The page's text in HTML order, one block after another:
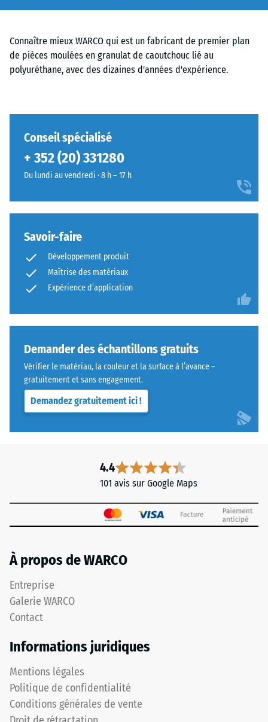
Connaître mieux WARCO qui est un fabricant de premier plan
de pièces moulées en granulat de caoutchouc lié au
polyuréthane, avec des dizaines d'années d'expérience.
Conseil spécialisé
+ 352 (20) 331280
Du lundi au vendredi · 8 h – 17 h
Savoir-faire
Développement produit
Maîtrise des matériaux
Expérience d’application
Demander des échantillons gratuits
Vérifier le matériau, la couleur et la surface à l’avance –
gratuitement et sans engagement.
Demandez gratuitement ici !
4.4
101 avis sur Google Maps
À propos de WARCO
Entreprise
Galerie WARCO
Contact
Informations juridiques
Mentions légales
Politique de confidentialité
Conditions générales de vente